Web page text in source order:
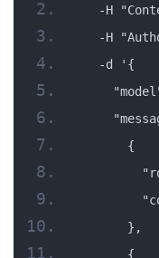
-H
-H
  -d '{
      {
      },
      {